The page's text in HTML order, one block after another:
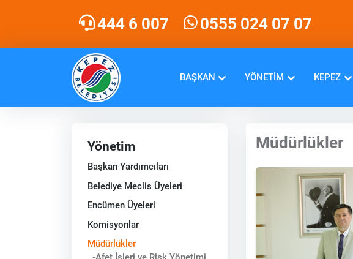
444 6 007 0555 024 07 07
BAŞKAN YÖNETIM KEPEZ
Yönetim
Başkan Yardımcıları
Belediye Meclis Üyeleri
Encümen Üyeleri
Komisyonlar
Müdürlükler
Müdürlükler